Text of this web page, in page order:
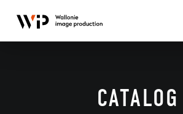
CATALOG